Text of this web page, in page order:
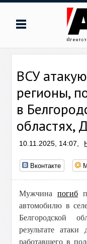
ВСУ
регионы,
в
областях,
10.11.2025, 14:07,
Вконтакте
Мужчинапогиб
автомобилю в
Белгородской
результате атаки
работавшего в